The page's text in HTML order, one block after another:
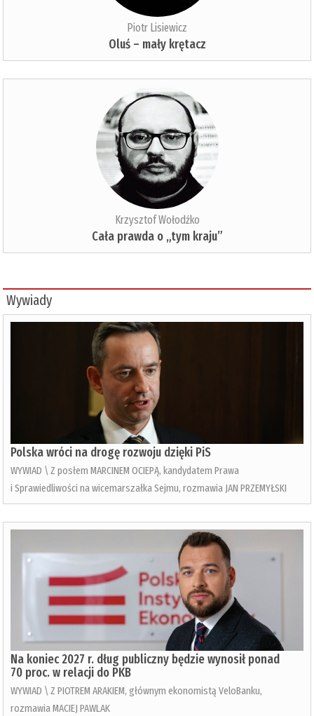
Piotr Lisiewicz
Oluś – mały krętacz
Krzysztof Wołodźko
Cała prawda o „tym kraju”
Wywiady
Polska wróci na drogę rozwoju dzięki PiS
WYWIAD \ Z posłem MARCINEM OCIEPĄ, kandydatem Prawa
i Sprawiedliwości na wicemarszałka Sejmu, rozmawia JAN PRZEMYŁSKI
Na koniec 2027 r. dług publiczny będzie wynosił ponad
70 proc. w relacji do PKB
WYWIAD \ Z PIOTREM ARAKIEM, głównym ekonomistą VeloBanku,
rozmawia MACIEJ PAWLAK